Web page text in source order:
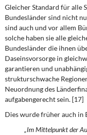
Gleicher Standard für alle
Bundesländer sind nicht
sind auch und vor allem
solche haben sie alle
Bundesländer die ihnen
Daseinsvorsorge in
garantieren und
strukturschwache
Neuordnung des
aufgabengerecht sein. [17]
Dies wurde früher auch in
„Im Mittelpunkt der